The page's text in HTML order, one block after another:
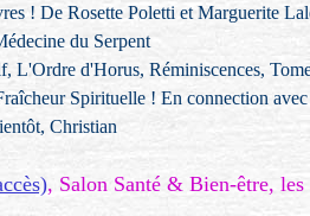
! De Rosette Poletti et Marguerite
du Serpent
L'Ordre d'Horus, Réminiscences,
Spirituelle ! En connection avec
Christian
, Salon Santé & Bien-être,